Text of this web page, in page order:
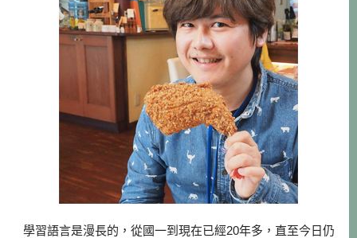
學習語言是漫長的，從國一到現在已經20年多，直至今日仍